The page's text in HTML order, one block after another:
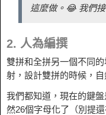
這麼做。😂 我們
2. 人為編撰
雙拼和全拼另一個不同
射，設計雙拼的時候，
我們都知道，現在的鍵
然26個字母化了（別提